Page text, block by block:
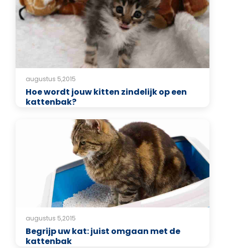
augustus 5,2015
Hoe wordt jouw kitten zindelijk op een
kattenbak?
augustus 5,2015
Begrijp uw kat: juist omgaan met de
kattenbak